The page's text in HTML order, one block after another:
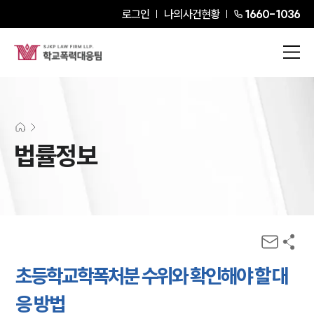
로그인 나의사건현황 1660-1036
법률정보
초등학교학폭처분 수위와 확인해야 할 대
응 방법